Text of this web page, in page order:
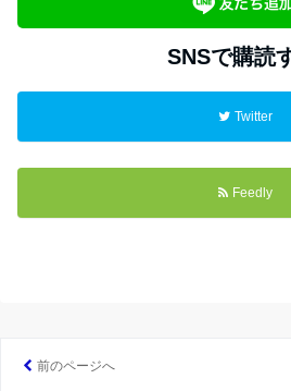
SNSで購読
Twitter
Feedly
前のページへ